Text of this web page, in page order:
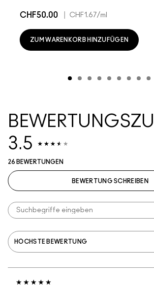
CHF50.00 CHF1.67/ml
ZUM WARENKORB HINZUFÜGEN
3.5
26 BEWERTUNGEN
BEWERTUNG SCHREIBEN